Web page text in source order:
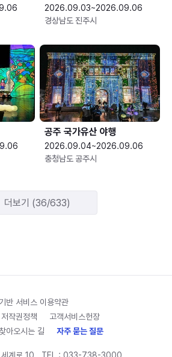
2026.09.03~2026.09.06
경상남도 진주시
공주 국가유산 야행
2026.09.04~2026.09.06
충청남도 공주시
더보기 (36/633)
반 서비스 이용약관
저작권정책
고객서비스헌장
찾아오시는 길 자주 묻는 질문